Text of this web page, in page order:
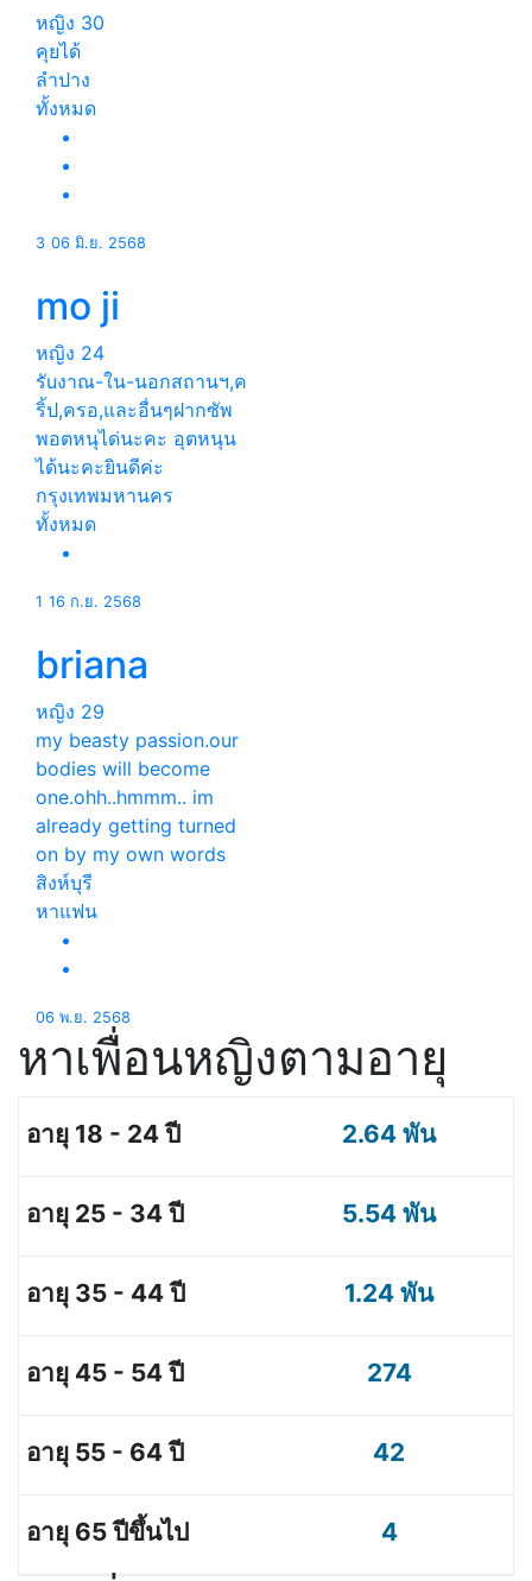
หญิง 30
คุยได้
ลำปาง
ทั้งหมด
3 06 มิ.ย. 2568
mo ji
หญิง 24
รัuงาณ-ใน-นอกสถานฯ,ค
ริ้ป,ครอ,และอื่นๆฝากซัพ
พอตหนุได่นะคะ อุตหนุน
ได้นะคะยินดีค่ะ
กรุงเทพมหานคร
ทั้งหมด
1 16 ก.ย. 2568
briana
หญิง 29
my beasty passion.our
bodies will become
one.ohh..hmmm.. im
already getting turned
on by my own words
สิงห์บุรี
หาแฟน
06 พ.ย. 2568
หาเพื่อนหญิงตามอายุ
2.64 พัน
5.54 พัน
1.24 พัน
274
42
4